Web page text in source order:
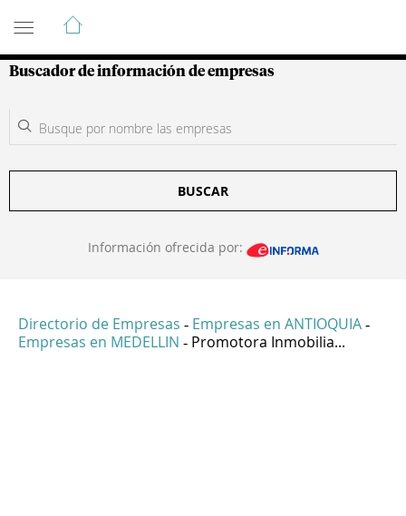
Guía de Empresas Colombianas
Buscador de información de empresas
BUSCAR
Información ofrecida por:
Directorio de Empresas - Empresas en ANTIOQUIA -
Empresas en MEDELLIN - Promotora Inmobilia...